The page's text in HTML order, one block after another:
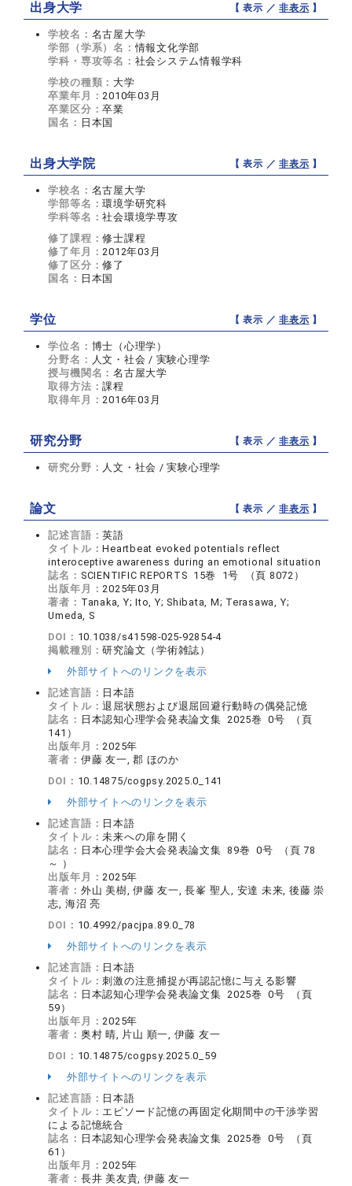
出身大学 【 表示 ／非表示 】
学校名： 名古屋大学
学部（学系）名：情報文化学部
学科・専攻等名： 社会システム情報学科
学校の種類： 大学
卒業年月：2010年03月
卒業区分：卒業
国名： 日本国
出身大学院 【 表示 ／非表示 】
学校名： 名古屋大学
学部等名：環境学研究科
学科等名：社会環境学専攻
修了課程：修士課程
修了年月：2012年03月
修了区分：修了
国名： 日本国
学位 【 表示 ／非表示 】
学位名： 博士（心理学）
分野名： 人文・社会 / 実験心理学
授与機関名：名古屋大学
取得方法：課程
取得年月：2016年03月
研究分野 【 表示 ／非表示 】
研究分野： 人文・社会 / 実験心理学
論文 【 表示 ／非表示 】
記述言語：英語
タイトル：Heartbeat evoked potentials reflect
interoceptive awareness during an emotional situation
誌名： SCIENTIFIC REPORTS 15巻 1号 （頁 8072）
出版年月：2025年03月
著者： Tanaka, Y; Ito, Y; Shibata, M; Terasawa, Y;
Umeda, S
DOI： 10.1038/s41598-025-92854-4
掲載種別：研究論文（学術雑誌）
外部サイトへのリンクを表示
記述言語： 日本語
タイトル：退屈状態および退屈回避行動時の偶発記憶
誌名： 日本認知心理学会発表論文集 2025巻 0号 （頁
141）
出版年月：2025年
著者： 伊藤 友一, 郡 ほのか
DOI： 10.14875/cogpsy.2025.0_141
外部サイトへのリンクを表示
記述言語： 日本語
タイトル：未来への扉を開く
誌名： 日本心理学会大会発表論文集 89巻 0号 （頁 78
～ ）
出版年月：2025年
著者： 外山 美樹, 伊藤 友一, 長峯 聖人, 安達 未来, 後藤 崇
志, 海沼 亮
DOI： 10.4992/pacjpa.89.0_78
外部サイトへのリンクを表示
記述言語： 日本語
タイトル：刺激の注意捕捉が再認記憶に与える影響
誌名： 日本認知心理学会発表論文集 2025巻 0号 （頁
59）
出版年月：2025年
著者： 奥村 晴, 片山 順一, 伊藤 友一
DOI： 10.14875/cogpsy.2025.0_59
外部サイトへのリンクを表示
記述言語： 日本語
タイトル： エピソード記憶の再固定化期間中の干渉学習
による記憶統合
誌名： 日本認知心理学会発表論文集 2025巻 0号 （頁
61）
出版年月：2025年
著者： 長井 美友貴, 伊藤 友一